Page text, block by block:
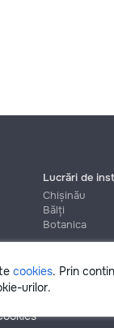
cookies. Prin
urilor.
Lucrări de
Chișinău
Bălți
Botanica